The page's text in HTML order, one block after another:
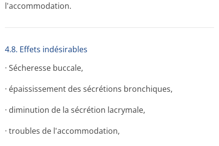
l'accommodation.
4.8. Effets indésirables
· Sécheresse buccale,
· épaississement des sécrétions bronchiques,
· diminution de la sécrétion lacrymale,
· troubles de l'accommodation,